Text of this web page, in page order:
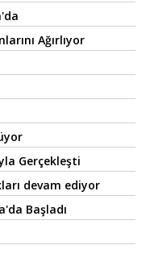
Ağırlıyor
Gerçekleşti
devam ediyor
Başladı